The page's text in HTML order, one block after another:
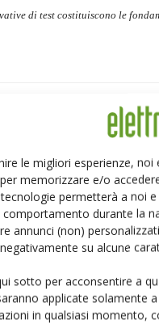
le migliori esperienze,
memorizzare e/o
permetterà a noi
durante la
annunci (non)
su alcune
sotto per acconsentire a
applicate solamente
in qualsiasi momento,
di test costituiscono le